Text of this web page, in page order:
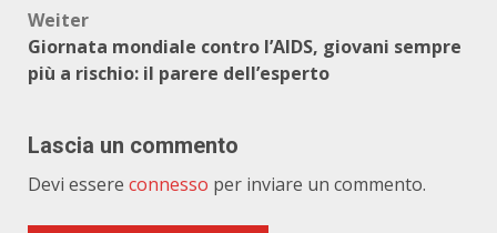
Weiter
Giornata mondiale contro l’AIDS, giovani sempre
più a rischio: il parere dell’esperto
Lascia un commento
Devi essere connesso per inviare un commento.